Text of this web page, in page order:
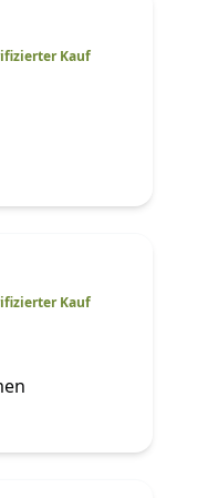
Kauf
Kauf